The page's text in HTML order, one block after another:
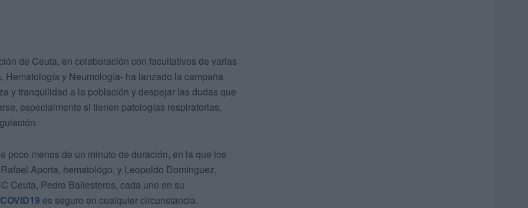
de Ceuta, en colaboración con facultativos de varias
y Neumología- ha lanzado la campaña
y tranquilidad a la población y despejar las dudas que
especialmente si tienen patologías respiratorias,
poco menos de un minuto de duración, en la que los
Aporta, hematológo, y Leopoldo Domínguez,
Ceuta, Pedro Ballesteros, cada uno en su
COVID19 es seguro en cualquier circunstancia.